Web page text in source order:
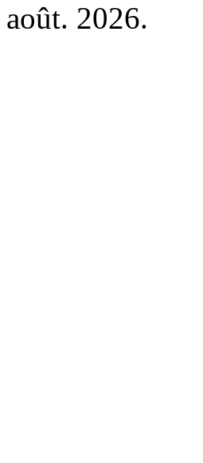
août. 2026.